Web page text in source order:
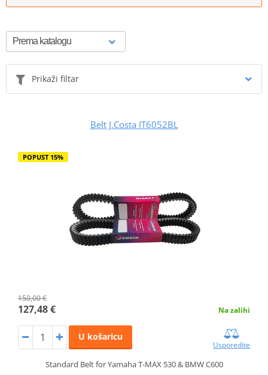
Prikaži filtar
Belt J.Costa IT6052BL
POPUST 15%
150,00 €
127,48 € Na zalihi
U košaricu
Usporedite
Standard Belt for Yamaha T-MAX 530 & BMW C600